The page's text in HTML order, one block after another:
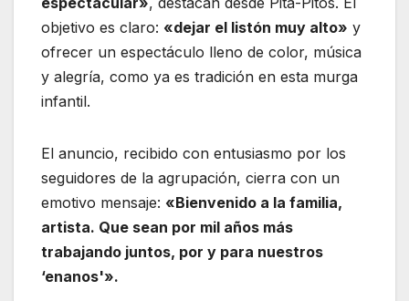
objetivo es claro: «dejar el listón muy alto» y
ofrecer un espectáculo lleno de color, música
y alegría, como ya es tradición en esta murga
infantil.
El anuncio, recibido con entusiasmo por los
seguidores de la agrupación, cierra con un
emotivo mensaje: «Bienvenido a la familia,
artista. Que sean por mil años más
trabajando juntos, por y para nuestros
‘enanos'».